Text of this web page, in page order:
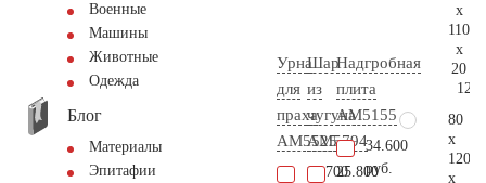
Военные
Машины
Животные
Одежда
Блог
Материалы
Эпитафии
Урна
для
праха
AM5525
15.700
Шар
из
чугуна
AM5794
25.800
Надгробная
плита
AM5155
34.600
руб.
x
110
x
20
80
x
120
x